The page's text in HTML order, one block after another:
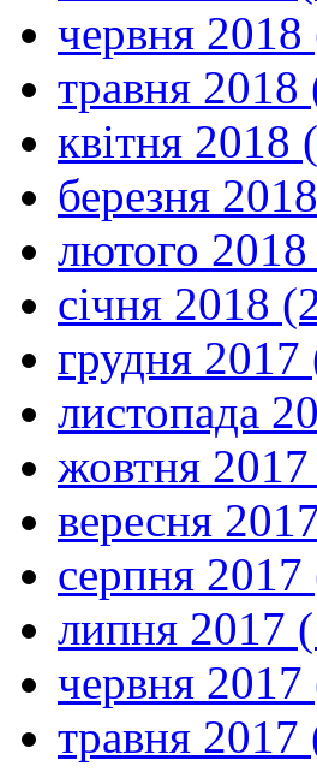
червня 2018
травня 2018
квітня 2018
березня
лютого
січня 2018
грудня 2017
листопада
жовтня
вересня
серпня
липня 2017
червня 2017
травня 2017